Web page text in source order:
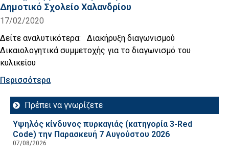
Δημοτικό Σχολείο Χαλανδρίου
17/02/2020
Δείτε αναλυτικότερα: Διακήρυξη διαγωνισμού
Δικαιολογητικά συμμετοχής για το διαγωνισμό του
κυλικείου
Περισσότερα
Πρέπει να γνωρίζετε
Υψηλός κίνδυνος πυρκαγιάς (κατηγορία 3-Red
Code) την Παρασκευή 7 Αυγούστου 2026
07/08/2026